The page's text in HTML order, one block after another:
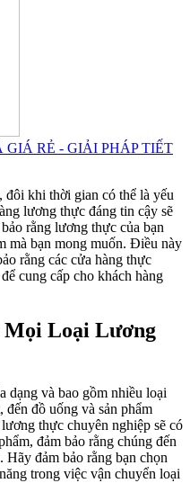
RẺ - GIẢI PHÁP TIẾT
khi thời gian có thể là yếu
lương thực đáng tin cậy sẽ
rằng lương thực của bạn
mà bạn mong muốn. Điều này
rằng các cửa hàng thực
cung cấp cho khách hàng
Mọi Loại Lương
dạng và bao gồm nhiều loại
đồ uống và sản phẩm
thực chuyên nghiệp sẽ có
đảm bảo rằng chúng đến
đảm bảo rằng bạn chọn
trong việc vận chuyển loại